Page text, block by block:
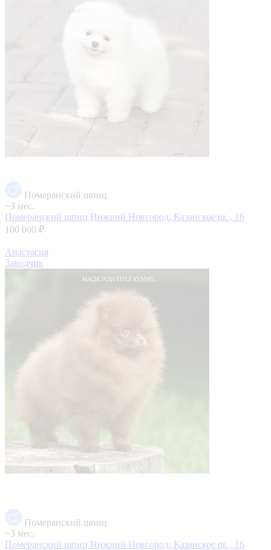
Померанский шпиц
~3 мес.
Померанский шпиц Нижний Новгород, Казанское ш. , 16
100 000 ₽
Анастасия
Заводчик
Померанский шпиц
~3 мес.
Померанский шпиц Нижний Новгород, Казанское ш. , 16